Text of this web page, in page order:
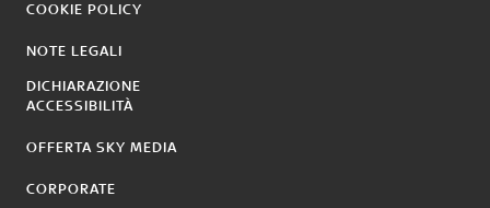
COOKIE POLICY
NOTE LEGALI
DICHIARAZIONE
ACCESSIBILITÀ
OFFERTA SKY MEDIA
CORPORATE